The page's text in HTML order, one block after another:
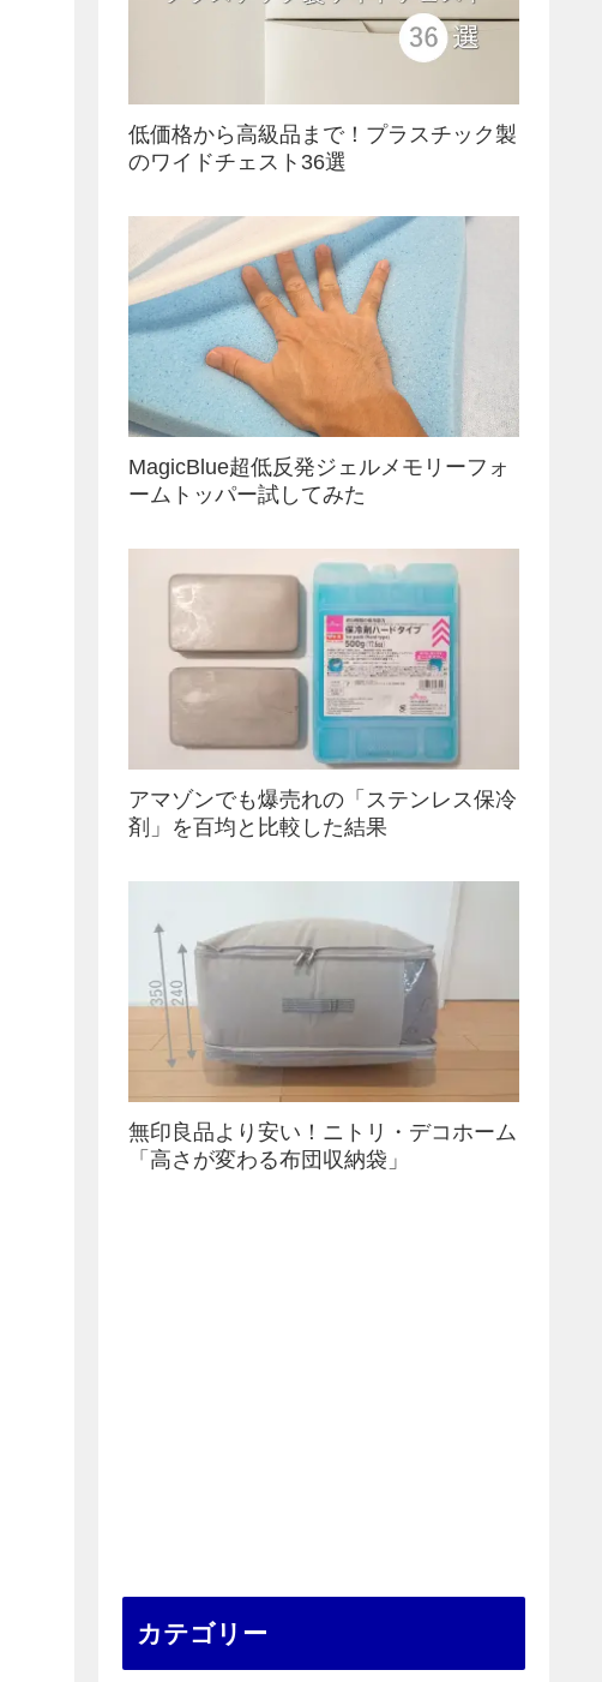
低価格から高級品まで！プラスチック製
のワイドチェスト36選
MagicBlue超低反発ジェルメモリーフォ
ームトッパー試してみた
アマゾンでも爆売れの「ステンレス保冷
剤」を百均と比較した結果
無印良品より安い！ニトリ・デコホーム
「高さが変わる布団収納袋」
カテゴリー